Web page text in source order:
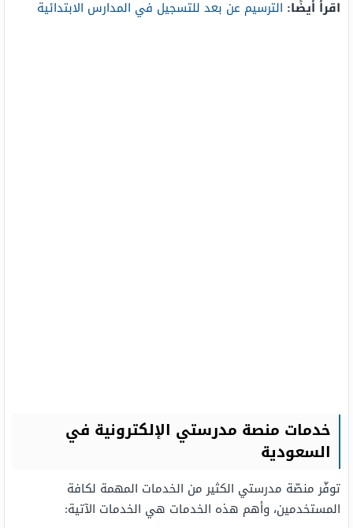
اقرأ أيضًا: الترسيم عن بعد للتسجيل في المدارس الابتدائية
خدمات منصة مدرستي الإلكترونية في
السعودية
توفّر منصّة مدرستي الكثير من الخدمات المهمة لكافة
المستخدمين، وأهم هذه الخدمات هي الخدمات الآتية: